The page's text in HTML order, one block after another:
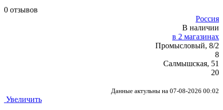
0 отзывов
Россия
В наличии
в 2 магазинах
Промысловый, 8/2
8
Салмышская, 51
20
Данные актульны на 07-08-2026 00:02
Увеличить